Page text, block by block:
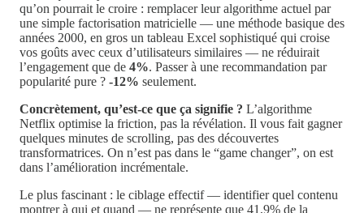
qu’on pourrait le croire : remplacer leur algorithme actuel par
une simple factorisation matricielle — une méthode basique des
années 2000, en gros un tableau Excel sophistiqué qui croise
vos goûts avec ceux d’utilisateurs similaires — ne réduirait
l’engagement que de 4%. Passer à une recommandation par
popularité pure ? -12% seulement.
Concrètement, qu’est-ce que ça signifie ? L’algorithme
Netflix optimise la friction, pas la révélation. Il vous fait gagner
quelques minutes de scrolling, pas des découvertes
transformatrices. On n’est pas dans le “game changer”, on est
dans l’amélioration incrémentale.
Le plus fascinant : le ciblage effectif — identifier quel contenu
montrer à qui et quand — ne représente que 41,9% de la